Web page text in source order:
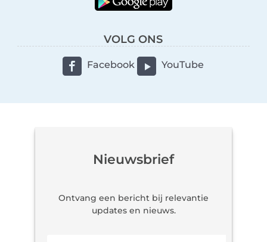
VOLG ONS
Facebook YouTube
Nieuwsbrief
Ontvang een bericht bij relevantie
updates en nieuws.